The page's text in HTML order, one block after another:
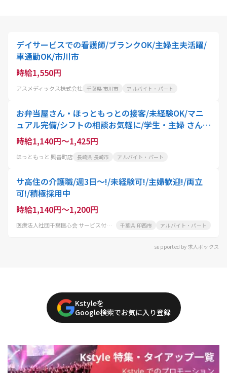
デイサービスでの看護師/ブランクOK/主婦主夫活躍/
車通勤OK/市川市
時給1,550円
アスメディックス株式会社 千葉県 市川市 アルバイト・パート
お弁当屋さん・ほっともっとの接客/未経験OK/マニ
ュアル完備/シフトの相談お気軽に/学生・主婦 さん活
躍中
時給1,140円～1,425円
ほっともっと 興善町店 長崎県 長崎市 アルバイト・パート
サ高住の介護職/週3日～!/未経験可!/主婦歓迎!/両立
可!/積極採用中
時給1,140円～1,200円
医療法人社団千葉医心会 サービス付き高齢者向け住宅 リーベディッヒ大森 千葉県 印西市 アルバイト・パート
supported by 求人ボックス
Kstyleを
Google検索でお気に入り登録